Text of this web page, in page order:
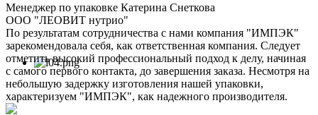
Менеджер по упаковке Катерина Снеткова
ООО "ЛЕОВИТ нутрио"
По результатам сотрудничества с нами компания "ИМПЭК"
зарекомендовала себя, как ответственная компания. Следует
отметить высокий профессиональный подход к делу, начиная
с самого первого контакта, до завершения заказа. Несмотря на
небольшую задержку изготовления нашей упаковки,
характеризуем "ИМПЭК", как надежного производителя.